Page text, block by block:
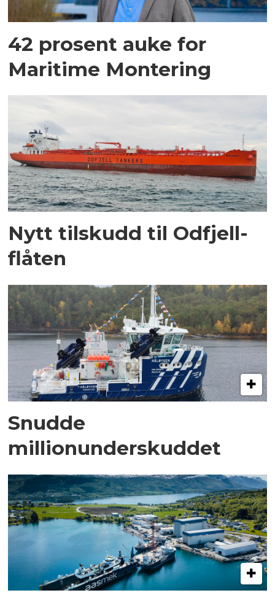
42 prosent auke for
Maritime Montering
Nytt tilskudd til Odfjell-
flåten
Snudde
millionunderskuddet